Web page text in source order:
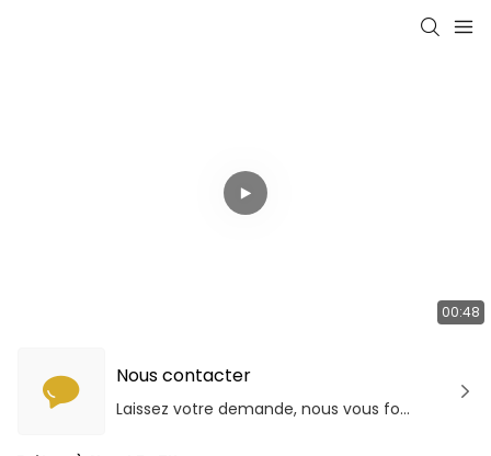
00:48
Nous contacter
Laissez votre demande, nous vous fournirons des produits et services de qualité!